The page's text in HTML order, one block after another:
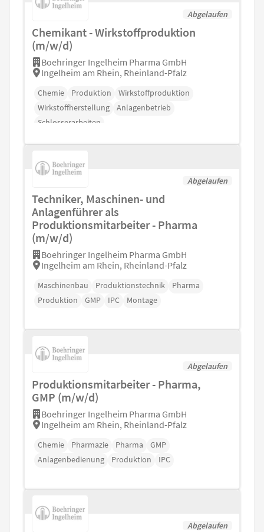
Abgelaufen
Chemikant - Wirkstoffproduktion
(m/w/d)
Boehringer Ingelheim Pharma GmbH
Ingelheim am Rhein, Rheinland-Pfalz
Chemie Produktion
Wirkstoffproduktion
Wirkstoffherstellung
Anlagenbetrieb
Schlosserarbeiten
Abgelaufen
Techniker, Maschinen- und
Anlagenführer als
Produktionsmitarbeiter - Pharma
(m/w/d)
Boehringer Ingelheim Pharma GmbH
Ingelheim am Rhein, Rheinland-Pfalz
Maschinenbau Produktionstechnik
Pharma
Produktion
GMP IPC Montage
Abgelaufen
Produktionsmitarbeiter - Pharma,
GMP (m/w/d)
Boehringer Ingelheim Pharma GmbH
Ingelheim am Rhein, Rheinland-Pfalz
Chemie Pharmazie Pharma
GMP
Anlagenbedienung
Produktion IPC
Abgelaufen